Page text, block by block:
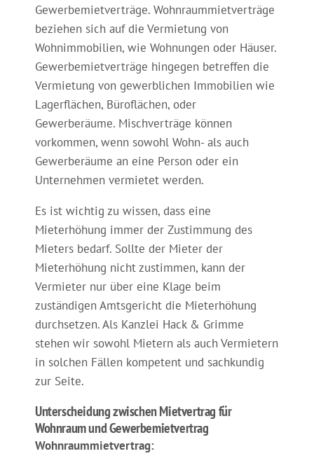
Gewerbemietverträge. Wohnraummietverträge
beziehen sich auf die Vermietung von
Wohnimmobilien, wie Wohnungen oder Häuser.
Gewerbemietverträge hingegen betreffen die
Vermietung von gewerblichen Immobilien wie
Lagerflächen, Büroflächen, oder
Gewerberäume. Mischverträge können
vorkommen, wenn sowohl Wohn- als auch
Gewerberäume an eine Person oder ein
Unternehmen vermietet werden.
Es ist wichtig zu wissen, dass eine
Mieterhöhung immer der Zustimmung des
Mieters bedarf. Sollte der Mieter der
Mieterhöhung nicht zustimmen, kann der
Vermieter nur über eine Klage beim
zuständigen Amtsgericht die Mieterhöhung
durchsetzen. Als Kanzlei Hack & Grimme
stehen wir sowohl Mietern als auch Vermietern
in solchen Fällen kompetent und sachkundig
zur Seite.
Unterscheidung zwischen Mietvertrag für
Wohnraum und Gewerbemietvertrag
Wohnraummietvertrag: